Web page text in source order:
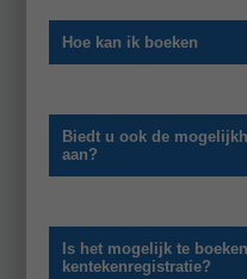
Hoe kan ik boeken
Biedt u ook de
aan?
Is het mogelijk te
kentekenregistratie?